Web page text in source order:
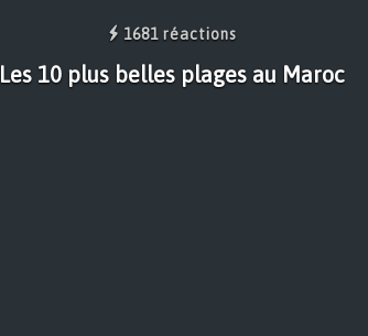
1681 réactions
Les 10 plus belles plages au Maroc